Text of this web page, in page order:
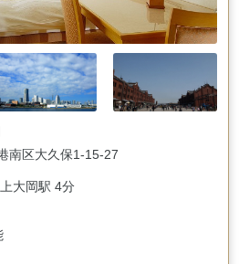
南区大久保1-15-27
大岡駅 4分